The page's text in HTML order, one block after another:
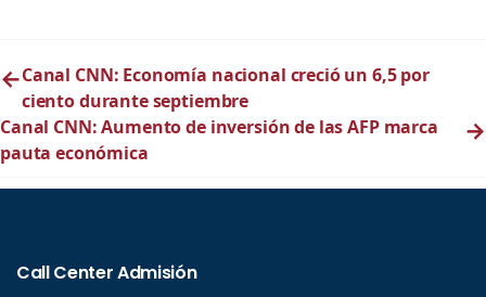
←Canal CNN: Economía nacional creció un 6,5 por
ciento durante septiembre
Canal CNN: Aumento de inversión de las AFP marca
pauta económica
→